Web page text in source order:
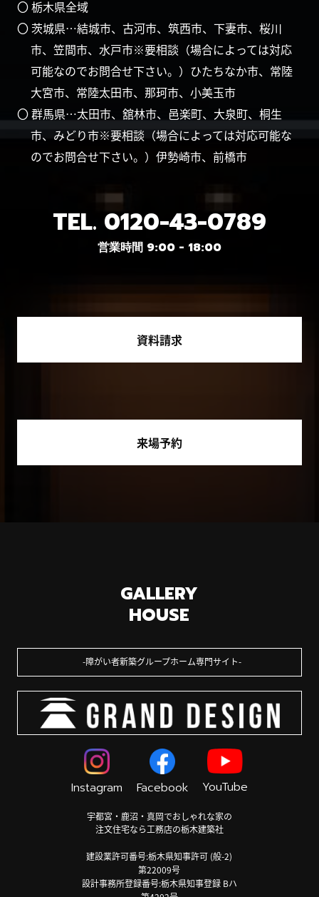
〇 栃木県全域
〇 茨城県…結城市、古河市、筑西市、下妻市、桜川
市、笠間市、水戸市※要相談（場合によっては対応
可能なのでお問合せ下さい。）ひたちなか市、常陸
大宮市、常陸太田市、那珂市、小美玉市
〇 群馬県…太田市、舘林市、邑楽町、大泉町、桐生
市、みどり市※要相談（場合によっては対応可能な
のでお問合せ下さい。）伊勢崎市、前橋市
TEL. 0120-43-0789
営業時間 9:00 - 18:00
資料請求
来場予約
GALLERY
HOUSE
障がい者新築グループホーム専門サイト
Instagram Facebook YouTube
宇都宮・鹿沼・真岡でおしゃれな家の
注文住宅なら工務店の栃木建築社
建設業許可番号:栃木県知事許可 (般-2)
第22009号
設計事務所登録番号:栃木県知事登録 Bハ